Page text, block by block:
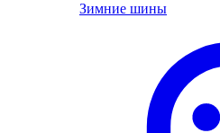
Зимние шины